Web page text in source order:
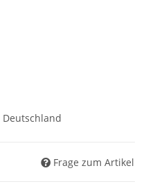
Deutschland
Frage zum Artikel